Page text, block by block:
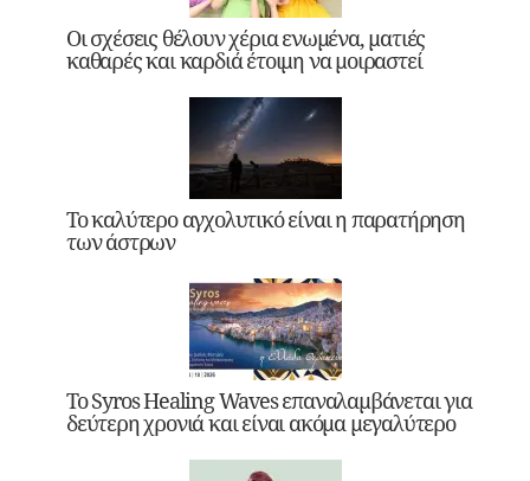
Οι σχέσεις θέλουν χέρια ενωμένα, ματιές
καθαρές και καρδιά έτοιμη να μοιραστεί
Το καλύτερο αγχολυτικό είναι η παρατήρηση
των άστρων
Το Syros Healing Waves επαναλαμβάνεται για
δεύτερη χρονιά και είναι ακόμα μεγαλύτερο